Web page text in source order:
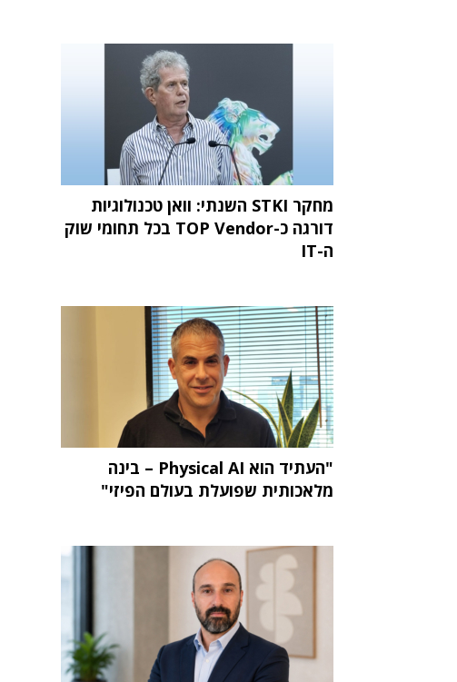
מחקר STKI השנתי: וואן טכנולוגיות
דורגה כ-TOP Vendor בכל תחומי שוק
ה-IT
"העתיד הוא Physical AI – בינה
מלאכותית שפועלת בעולם הפיזי"